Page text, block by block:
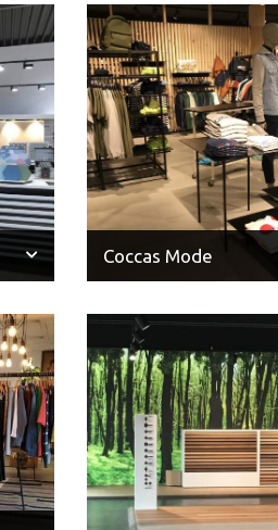
Coccas Mode